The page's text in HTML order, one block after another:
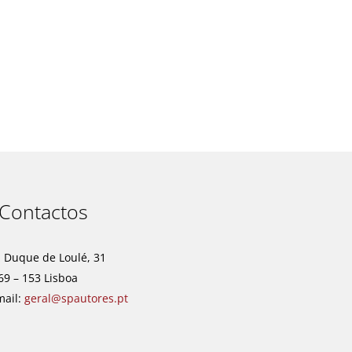
Contactos
Duque de Loulé, 31
– 153 Lisboa
geral@spautores.pt